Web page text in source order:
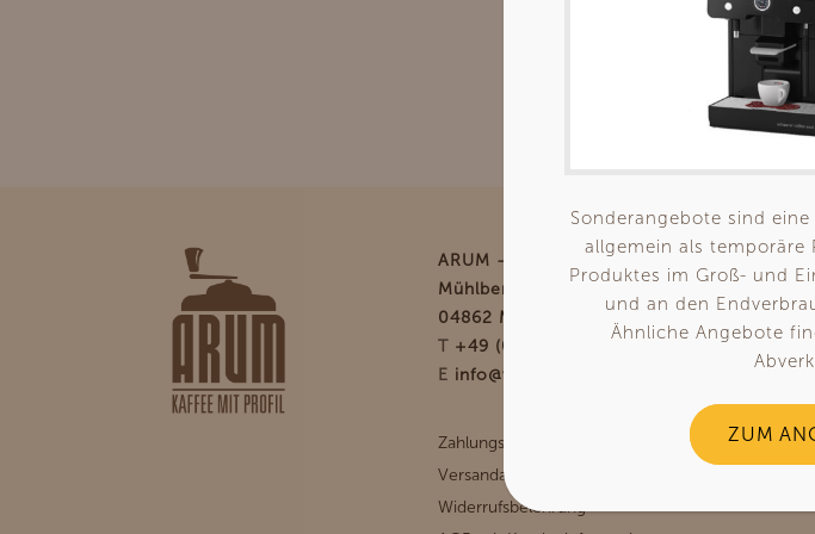
ARUM – Kaffee mit Profil
Mühlbergerstr. 81
04862 Mockrehna
T +49 (0) 34244 59692
E info@www.arum-kaffee.de
Shop
Preise
Über Uns
Zahlungsarten
Versandarten
Widerrufsbelehrung
Sonderangebote sind
allgemein als temporäre
Produktes im Groß- und
und an den
Ähnliche Angebote
ZUM